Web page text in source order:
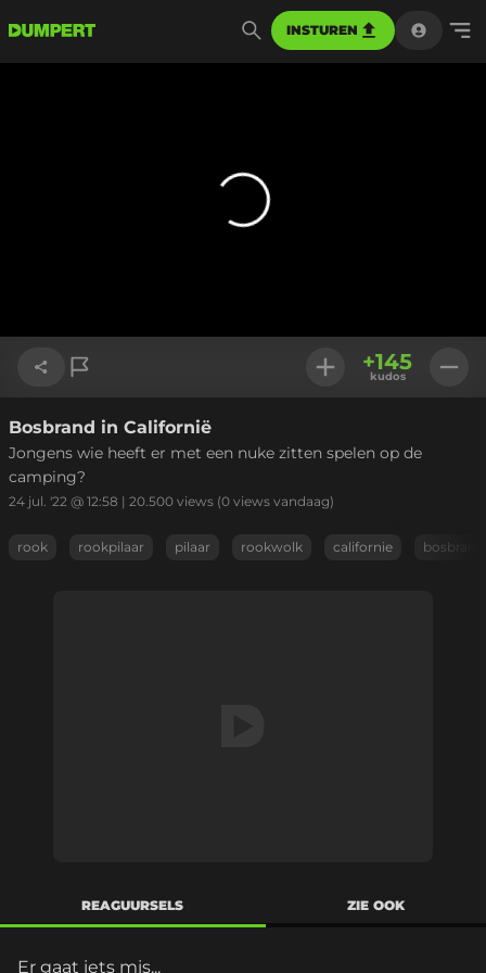
INSTUREN
Link kopiëren
+145
kudos
Bosbrand in Californië
Jongens wie heeft er met een nuke zitten spelen op de
camping?
24 jul. '22 @ 12:58 | 20.500 views (0 views vandaag)
rook rookpilaar pilaar rookwolk californie bosbrand
REAGUURSELS ZIE OOK
Er gaat iets mis...